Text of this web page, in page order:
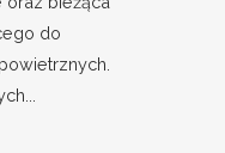
do